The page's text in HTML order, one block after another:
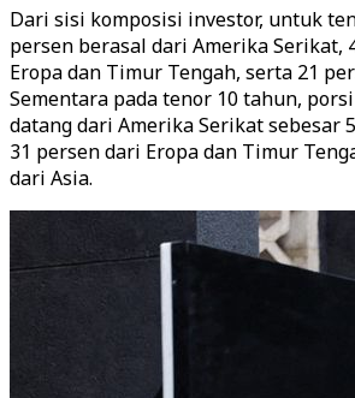
Dari sisi komposisi investor, untuk
persen berasal dari Amerika Serikat,
Eropa dan Timur Tengah, serta 21
Sementara pada tenor 10 tahun,
datang dari Amerika Serikat sebesar
31 persen dari Eropa dan Timur
dari Asia.